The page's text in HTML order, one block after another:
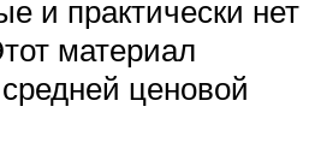
и практически нет
материал
ценовой